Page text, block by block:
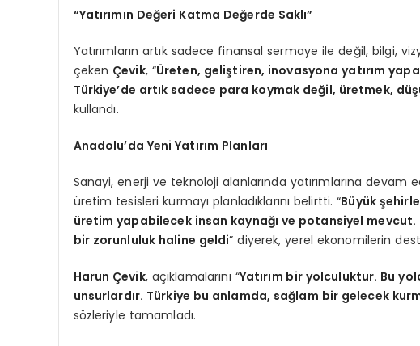
“Yatırımın Değeri Katma Değerde Saklı”
Yatırımların artık sadece finansal sermaye ile değil, bilgi,
çeken Çevik, “Üreten, geliştiren, inovasyona yatırım
Türkiye’de artık sadece para koymak değil, üretmek,
kullandı.
Anadolu’da Yeni Yatırım Planları
Sanayi, enerji ve teknoloji alanlarında yatırımlarına devam
üretim tesisleri kurmayı planladıklarını belirtti. “Büyük
üretim yapabilecek insan kaynağı ve potansiyel
bir zorunluluk haline geldi” diyerek, yerel ekonomilerin
Harun Çevik, açıklamalarını “Yatırım bir yolculuktur. Bu
unsurlardır. Türkiye bu anlamda, sağlam bir gelecek
sözleriyle tamamladı.